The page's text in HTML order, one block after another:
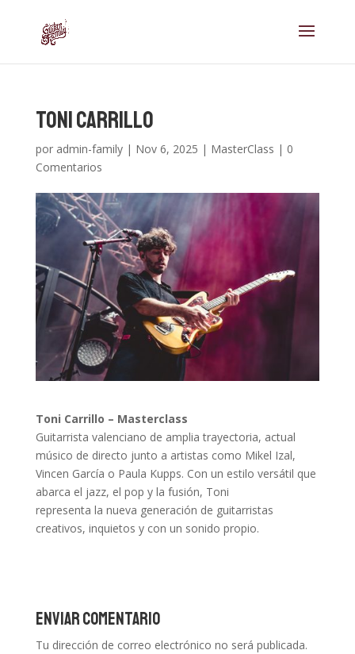
Toni Carrillo
por admin-family| Nov 6, 2025 | MasterClass | 0
Comentarios
Toni Carrillo – Masterclass
Guitarrista valenciano de amplia trayectoria, actual
músico de directo junto a artistas como Mikel Izal,
Vincen García o Paula Kupps. Con un estilo versátil que
abarca el jazz, el pop y la fusión, Toni
representa la nueva generación de guitarristas
creativos, inquietos y con un sonido propio.
Enviar comentario
Tu dirección de correo electrónico no será publicada.